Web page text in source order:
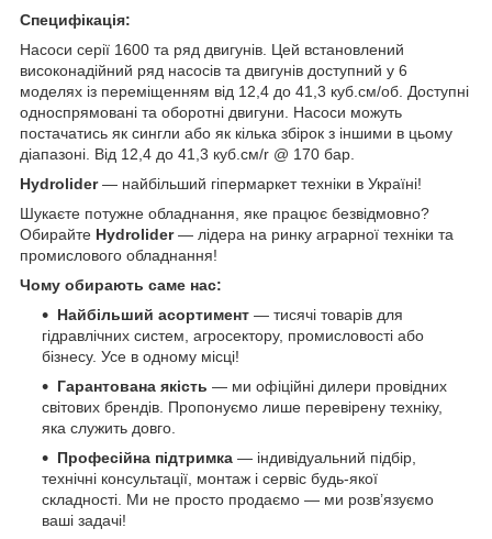
Специфікація:
Насоси серії 1600 та ряд двигунів. Цей встановлений
високонадійний ряд насосів та двигунів доступний у 6
моделях із переміщенням від 12,4 до 41,3 куб.см/об. Доступні
односпрямовані та оборотні двигуни. Насоси можуть
постачатись як сингли або як кілька збірок з іншими в цьому
діапазоні. Від 12,4 до 41,3 куб.см/r @ 170 бар.
Hydrolider— найбільший гіпермаркет техніки в Україні!
Шукаєте потужне обладнання, яке працює безвідмовно?
Обирайте Hydrolider— лідера на ринку аграрної техніки та
промислового обладнання!
Чому обирають саме нас:
Найбільший асортимент — тисячі товарів для
гідравлічних систем, агросектору, промисловості або
бізнесу. Усе в одному місці!
Гарантована якість — ми офіційні дилери провідних
світових брендів. Пропонуємо лише перевірену техніку,
яка служить довго.
Професійна підтримка — індивідуальний підбір,
технічні консультації, монтаж і сервіс будь-якої
складності. Ми не просто продаємо — ми розв’язуємо
ваші задачі!